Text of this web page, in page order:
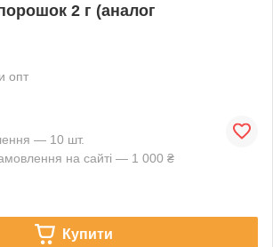
2 г (аналог
опт
— 10 шт.
на сайті — 1 000 ₴
Купити